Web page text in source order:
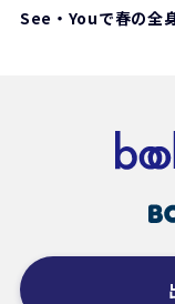
See・Youで春の全